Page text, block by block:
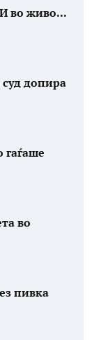
во живо...
допира
во
пивка